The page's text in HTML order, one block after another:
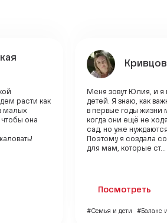
расти как
малых
она
Меня зовут Юлия, и я
детей. Я знаю, как
в первые годы
когда они ещё не
сад, но уже
Поэтому я создала
для мам, которые ст...
Посмотреть
#Семья и дети #Баланс